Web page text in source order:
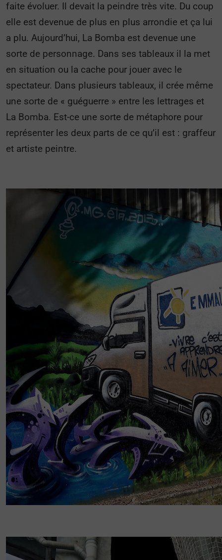
faite évoluer. Il devait la peindre très vite. Du coup
elle est devenue de plus en plus arrondie et ça lui
a plu. Aujourd’hui, La Bomba est devenue une
sorte de personnage. Dans ses tableaux il la met
en situation ou la cache pour jouer avec le
spectateur. Dans plusieurs tableaux, il crée même
une sorte de « guéguerre » entre les lettrages et
La Bomba. Est-ce une sorte de métaphore pour
représenter les deux parts de ce qu’il est : graffeur
et artiste peintre.